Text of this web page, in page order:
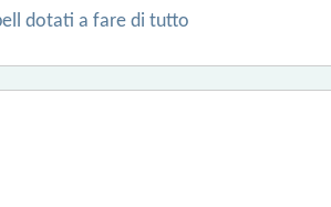
dotati a fare di tutto